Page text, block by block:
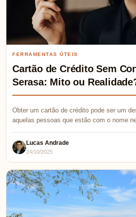
FERRAMENTAS ÚTEIS
Cartão de Crédito Sem
Serasa: Mito ou
Obter um cartão de crédito pode ser um
aquelas pessoas que estão com o nome
Lucas Andrade
24/10/2025